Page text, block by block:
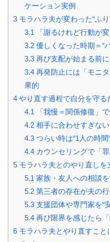
ケーション実例
3 モラハラ夫が変わった“ふ
3.1 「謝るけれど行動が
3.2優しくなった時期＝“
3.3再び支配が始まる前
3.4再発防止には「モニ
果的
4 やり直す過程で自分を守る
4.1 「我慢＝関係修復」
4.2相手に合わせすぎない
4.3つらい時は“1人の時
4.4カウンセリングで「
5 モラハラ夫とのやり直し
5.1 家族・友人への相談
5.2第三者の存在が夫の
5.3支援団体や専門家を“
5.4再び限界を感じたら
6 モラハラ夫とやり直すこと